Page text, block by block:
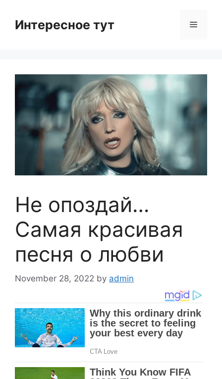
contentИнтересное тут Menu
Не опоздай…
Самая красивая
песня о любви
November 28, 2022 by admin